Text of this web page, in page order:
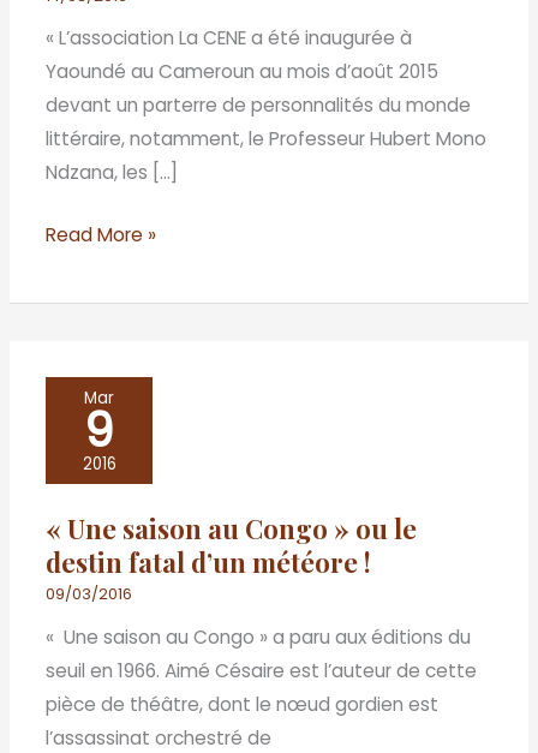
« L’association La CENE a été inaugurée à
Yaoundé au Cameroun au mois d’août 2015
devant un parterre de personnalités du monde
littéraire, notamment, le Professeur Hubert Mono
Ndzana, les […]
Read More »
Mar
9
2016
« Une saison au Congo » ou le
destin fatal d’un météore !
09/03/2016
« Une saison au Congo » a paru aux éditions du
seuil en 1966. Aimé Césaire est l’auteur de cette
pièce de théâtre, dont le nœud gordien est
l’assassinat orchestré de
saison
Congo
»
ou
destin
fatal
d’un